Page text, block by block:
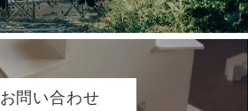
お問い合わせ